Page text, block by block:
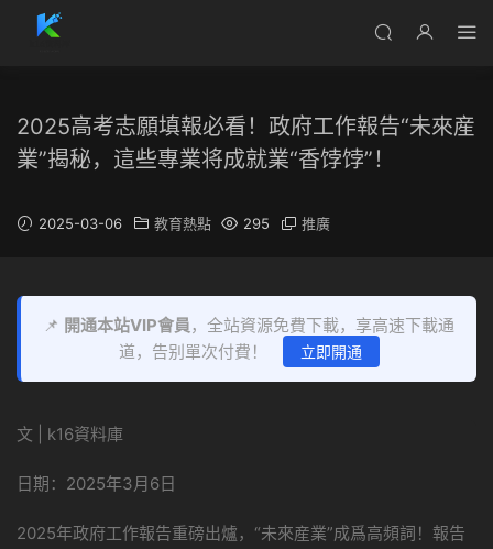
2025高考志願填報必看！政府工作報告“未來産
業”揭秘，這些專業将成就業“香饽饽”！
2025-03-06 教育熱點 295 推廣
📌 開通本站VIP會員，全站資源免費下載，享高速下載通
道，告别單次付費！
立即開通
文 | k16資料庫
日期：2025年3月6日
2025年政府工作報告重磅出爐，“未來産業”成爲高頻詞！報告